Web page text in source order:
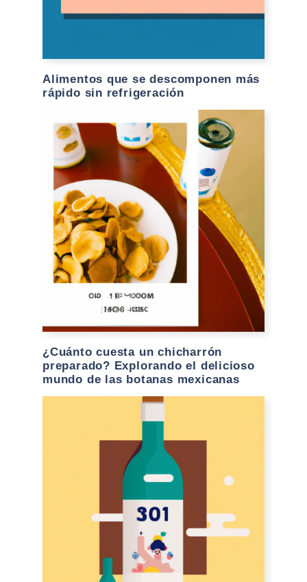
Alimentos que se descomponen más
rápido sin refrigeración
¿Cuánto cuesta un chicharrón
preparado? Explorando el delicioso
mundo de las botanas mexicanas